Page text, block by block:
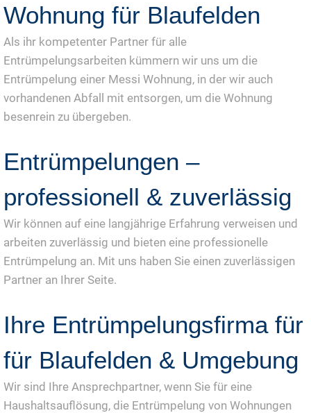
Wohnung für Blaufelden
Als ihr kompetenter Partner für alle
Entrümpelungsarbeiten kümmern wir uns um die
Entrümpelung einer Messi Wohnung, in der wir auch
vorhandenen Abfall mit entsorgen, um die Wohnung
besenrein zu übergeben.
Entrümpelungen –
professionell & zuverlässig
Wir können auf eine langjährige Erfahrung verweisen und
arbeiten zuverlässig und bieten eine professionelle
Entrümpelung an. Mit uns haben Sie einen zuverlässigen
Partner an Ihrer Seite.
Ihre Entrümpelungsfirma für
für Blaufelden & Umgebung
Wir sind Ihre Ansprechpartner, wenn Sie für eine
Haushaltsauflösung, die Entrümpelung von Wohnungen